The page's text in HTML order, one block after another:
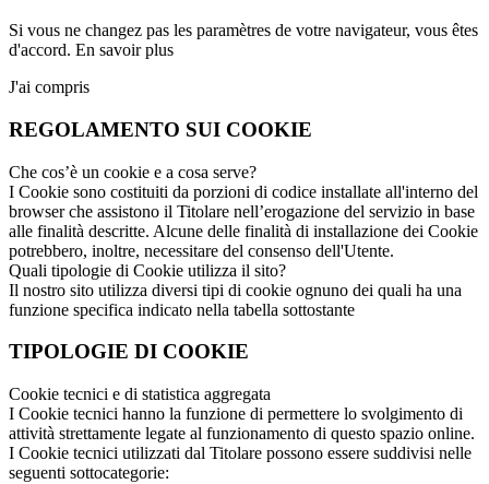
Si vous ne changez pas les paramètres de votre navigateur, vous êtes
d'accord. En savoir plus
J'ai compris
REGOLAMENTO SUI COOKIE
Che cos’è un cookie e a cosa serve?
I Cookie sono costituiti da porzioni di codice installate all'interno del
browser che assistono il Titolare nell’erogazione del servizio in base
alle finalità descritte. Alcune delle finalità di installazione dei Cookie
potrebbero, inoltre, necessitare del consenso dell'Utente.
Quali tipologie di Cookie utilizza il sito?
Il nostro sito utilizza diversi tipi di cookie ognuno dei quali ha una
funzione specifica indicato nella tabella sottostante
TIPOLOGIE DI COOKIE
Cookie tecnici e di statistica aggregata
I Cookie tecnici hanno la funzione di permettere lo svolgimento di
attività strettamente legate al funzionamento di questo spazio online.
I Cookie tecnici utilizzati dal Titolare possono essere suddivisi nelle
seguenti sottocategorie: